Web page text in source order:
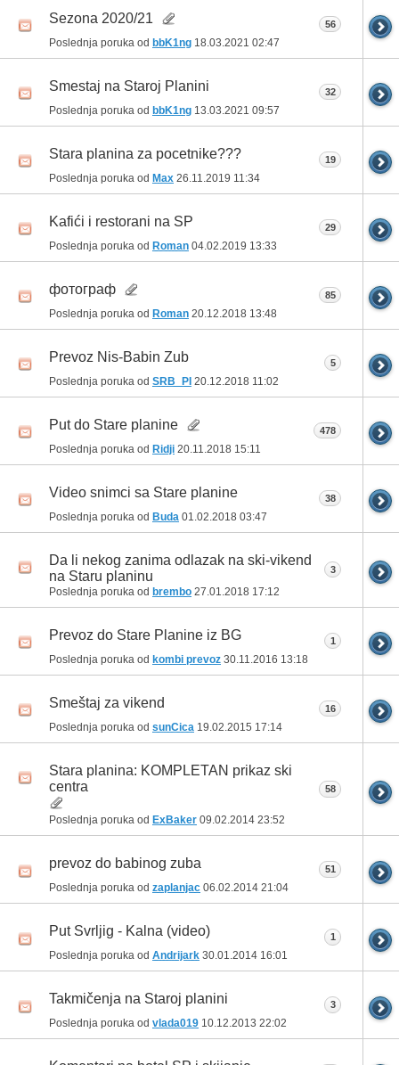
Sezona 2020/21
Poslednja poruka od bbK1ng 18.03.2021 02:47
56
Smestaj na Staroj Planini
Poslednja poruka od bbK1ng 13.03.2021 09:57
32
Stara planina za pocetnike???
Poslednja poruka od Max 26.11.2019 11:34
19
Kafići i restorani na SP
Poslednja poruka od Roman 04.02.2019 13:33
29
фотограф
Poslednja poruka od Roman 20.12.2018 13:48
85
Prevoz Nis-Babin Zub
Poslednja poruka od SRB_PI 20.12.2018 11:02
5
Put do Stare planine
Poslednja poruka od Ridji 20.11.2018 15:11
478
Video snimci sa Stare planine
Poslednja poruka od Buda 01.02.2018 03:47
38
Da li nekog zanima odlazak na ski-vikend
na Staru planinu
Poslednja poruka od brembo 27.01.2018 17:12
3
Prevoz do Stare Planine iz BG
Poslednja poruka od kombi prevoz 30.11.2016 13:18
1
Smeštaj za vikend
Poslednja poruka od sunCica 19.02.2015 17:14
16
Stara planina: KOMPLETAN prikaz ski
centra
Poslednja poruka od ExBaker 09.02.2014 23:52
58
prevoz do babinog zuba
Poslednja poruka od zaplanjac 06.02.2014 21:04
51
Put Svrljig - Kalna (video)
Poslednja poruka od Andrijark 30.01.2014 16:01
1
Takmičenja na Staroj planini
Poslednja poruka od vlada019 10.12.2013 22:02
3